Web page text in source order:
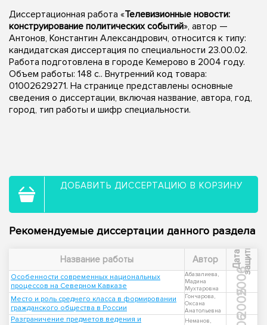
Диссертационная работа «Телевизионные новости:
конструирование политических событий», автор —
Антонов, Константин Александрович, относится к типу:
кандидатская диссертация по специальности 23.00.02.
Работа подготовлена в городе Кемерово в 2004 году.
Объем работы: 148 с.. Внутренний код товара:
01002629271. На странице представлены основные
сведения о диссертации, включая название, автора, год,
город, тип работы и шифр специальности.
ДОБАВИТЬ ДИССЕРТАЦИЮ В КОРЗИНУ
Рекомендуемые диссертации данного раздела
Название работы Автор Д
а
т
а
з
а
щ
и
ты
Особенности современных национальных
процессов на Северном Кавказе
Абазалиева,
Мадина
Мухтаровна
2006
Место и роль среднего класса в формировании
гражданского общества в России
Гончарова,
Оксана
Анатольевна
2005
Разграничение предметов ведения и
Неманов,